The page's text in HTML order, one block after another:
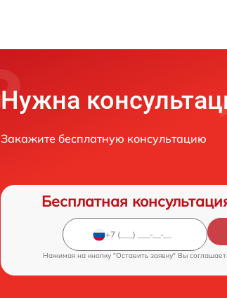
Нужна
Закажите бесплатную консультацию
Бесплатная
Нажимая на кнопку "Оставить заявку" Вы